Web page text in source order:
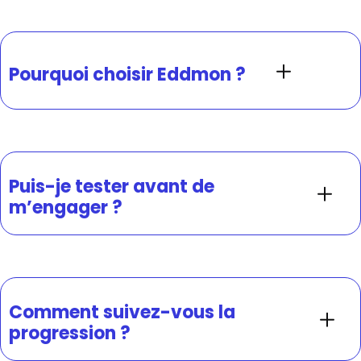
Pourquoi choisir Eddmon ?
Puis-je tester avant de
m’engager ?
Comment suivez-vous la
progression ?